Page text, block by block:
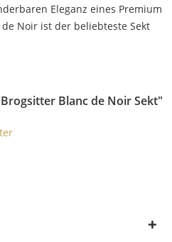
Eleganz eines Premium
Noir ist der beliebteste Sekt
Blanc de Noir Sekt"